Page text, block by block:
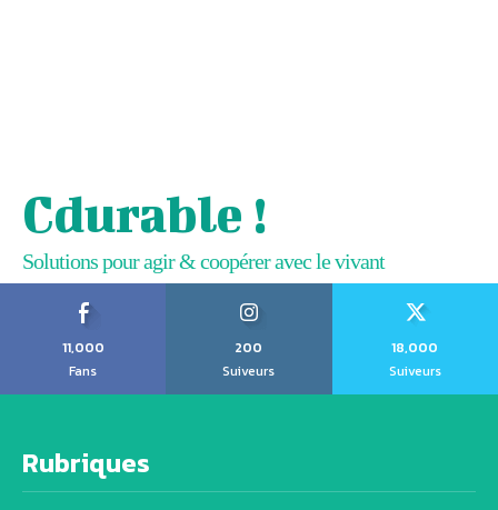
Cdurable !
Solutions pour agir & coopérer avec le vivant
11,000
Fans
200
Suiveurs
18,000
Suiveurs
Rubriques